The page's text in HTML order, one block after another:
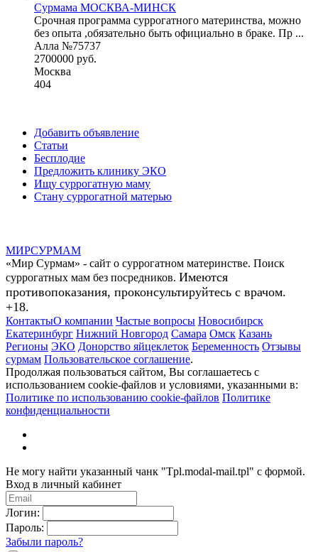
Сурмама МОСКВА-МИНСК
Срочная программа суррогатного материнства, можно
без опыта ,обязательно быть официально в браке. Пр ...
Алла №75737
2700000 руб.
Москва
404
Добавить объявление
Статьи
Бесплодие
Предложить клинику ЭКО
Ищу суррогатную маму
Стану суррогатной матерью
МИРСУРМАМ
«Мир Сурмам» - сайт о суррогатном материнстве. Поиск
суррогатных мам без посредников. Имеются
противопоказания, проконсультируйтесь с врачом.
+18.
КонтактыО компании Частые вопросы Новосибирск
Екатеринбург Нижний Новгород Самара Омск Казань
Регионы ЭКО Донорство яйцеклеток Беременность Отзывы
сурмам Пользовательское соглашение.
Продолжая пользоваться сайтом, Вы соглашаетесь с
использованием cookie-файлов и условиями, указанными в:
Политике по использованию cookie-файлов Политике
конфиденциальности
Не могу найти указанный чанк "Tpl.modal-mail.tpl" с формой.
Вход в личный кабинет
Логин:
Пароль:
Забыли пароль?